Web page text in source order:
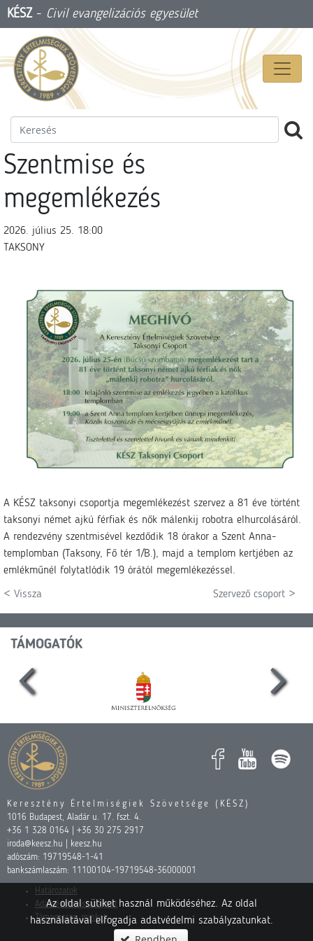
KÉSZ- Civil evangelizációs egyesület
Szentmise és
megemlékezés
2026. július 25. 18:00
TAKSONY
A KÉSZ taksonyi csoportja megemlékezést szervez a 81 éve történt
taksonyi német ajkú férfiak és nők málenkij robotra elhurcolásáról.
A rendezvény szentmisével kezdődik 18 órakor a Szent Anna-
templomban (Taksony, Fő tér 1/B.), majd a templom kertjében az
emlékműnél folytatlódik 19 órától megemlékezéssel.
< Vissza Szervező csoport >
TÁMOGATÓK
Keresztény Értelmiségiek Szövetsége (KÉSZ)
1016 Budapest, Aladár u. 17. fszt. 4.
+36 1 328 0164 | +36 30 275 2917
iroda@keesz.hu | keesz.hu
adószám: 19719548-1-41
bankszámlaszám: 11100104-19719548-36000001
Határozatok
Adatvédelmi szabályzat
Támogasson minket
Az oldal sütiket használ működéséhez. Az oldal
használatával elfogadja adatvédelmi szabályzatunkat.